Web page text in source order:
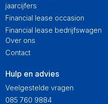
jaarcijfers
Financial lease occasion
Financial lease bedrijfswagen
Over ons
Contact
Hulp en advies
Veelgestelde vragen
085 760 9884